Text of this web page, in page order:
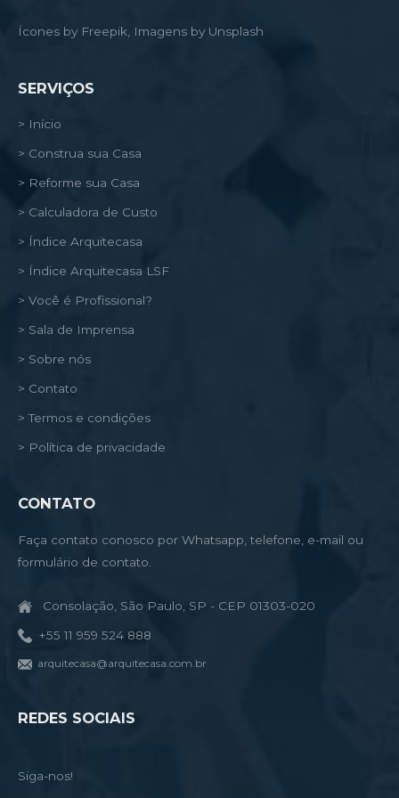
Ícones by Freepik, Imagens by Unsplash
SERVIÇOS
> Início
> Construa sua Casa
> Reforme sua Casa
> Calculadora de Custo
> Índice Arquitecasa
> Índice Arquitecasa LSF
> Você é Profissional?
> Sala de Imprensa
> Sobre nós
> Contato
> Termos e condições
> Política de privacidade
CONTATO
Faça contato conosco por Whatsapp, telefone, e-mail ou
formulário de contato.
Consolação, São Paulo, SP - CEP 01303-020
+55 11 959 524 888
arquitecasa@arquitecasa.com.br
REDES SOCIAIS
Siga-nos!